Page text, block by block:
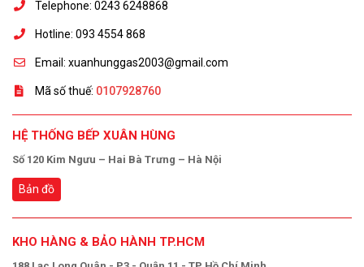
Telephone: 0243 6248868
Hotline: 093 4554 868
Email: xuanhunggas2003@gmail.com
Mã số thuế: 0107928760
HỆ THỐNG BẾP XUÂN HÙNG
Số 120 Kim Ngưu – Hai Bà Trưng – Hà Nội
Bản đồ
KHO HÀNG & BẢO HÀNH TP.HCM